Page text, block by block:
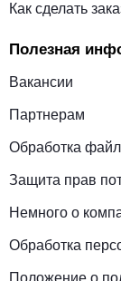
Как сделать
Полезная
Вакансии
Партнерам
Обработка
Защита прав
Немного о
Обработка